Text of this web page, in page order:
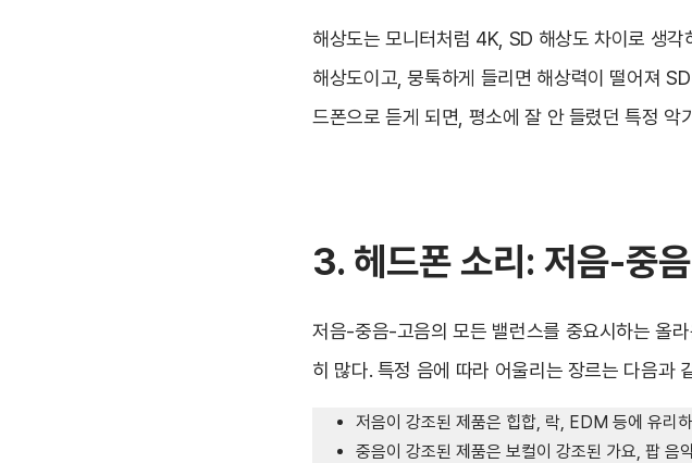
해상도는 모니터처럼 4K, SD 해상도 차이로 생
해상도이고, 뭉툭하게 들리면 해상력이 떨어져
드폰으로 듣게 되면, 평소에 잘 안 들렸던 특정
3. 헤드폰 소리: 저음-중
저음-중음-고음의 모든 밸런스를 중요시하는 올
히 많다. 특정 음에 따라 어울리는 장르는 다음과
저음이 강조된 제품은 힙합, 락, EDM 등에 유리
중음이 강조된 제품은 보컬이 강조된 가요, 팝 음